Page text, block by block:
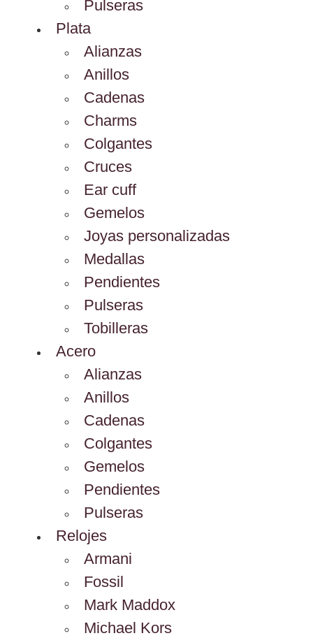
Pulseras
Plata
Alianzas
Anillos
Cadenas
Charms
Colgantes
Cruces
Ear cuff
Gemelos
Joyas personalizadas
Medallas
Pendientes
Pulseras
Tobilleras
Acero
Alianzas
Anillos
Cadenas
Colgantes
Gemelos
Pendientes
Pulseras
Relojes
Armani
Fossil
Mark Maddox
Michael Kors